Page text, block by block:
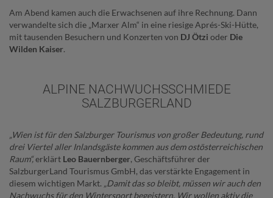
Am Abend kamen auch die Erwachsenen auf ihre Rechnung. Dann
verwandelte sich die „Marxer Alm“ in eine riesige Aprés-Ski-Hütte,
mit tausenden Besuchern und Konzerten von DJ Ötzi oder Die
Wilden Kaiser.
ALPINE NACHWUCHSSCHMIEDE
SALZBURGERLAND
„Wien ist für den Salzburger Tourismus von großer Bedeutung, rund
drei Viertel aller Inlandsgäste kommen aus dem ostösterreichischen
Raum“,erklärt Leo Bauernberger, Geschäftsführer der
SalzburgerLand Tourismus GmbH, das verstärkte Engagement in
diesem wichtigen Markt. „Damit das so bleibt, müssen wir auch den
Nachwuchs für den Wintersport begeistern. Wir wollen aktiv die